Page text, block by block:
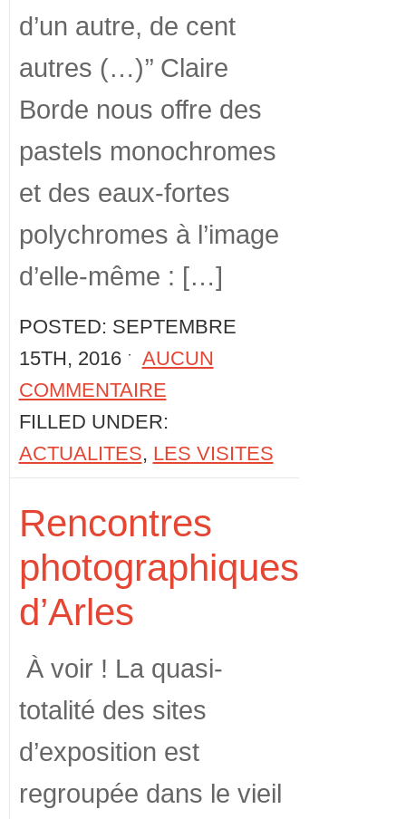
d’un autre, de cent
autres (…)’’ Claire
Borde nous offre des
pastels monochromes
et des eaux-fortes
polychromes à l’image
d’elle-même : […]
POSTED: SEPTEMBRE
15TH, 2016 ˑ AUCUN
COMMENTAIRE
FILLED UNDER:
ACTUALITES, LES VISITES
Rencontres
photographiques
d’Arles
À voir ! La quasi-
totalité des sites
d’exposition est
regroupée dans le vieil